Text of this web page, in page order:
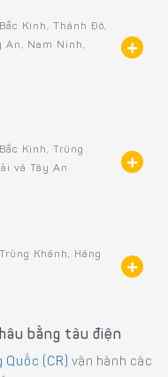
Kinh, Thành Đô,
An, Nam Ninh,
Kinh, Trùng
và Tây An
Khánh, Hàng
bằng tàu điện
(CR) vận hành các